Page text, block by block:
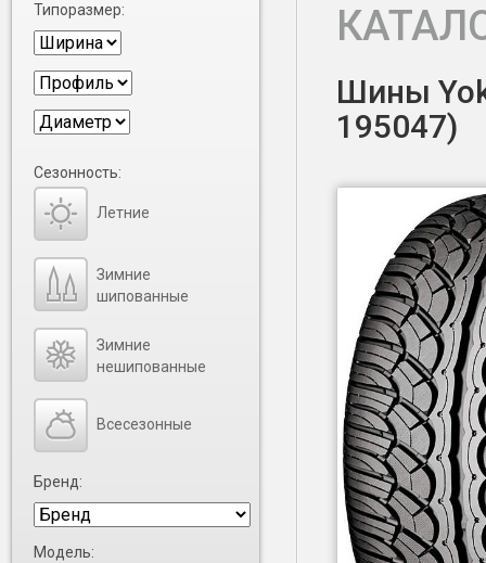
Шины
195047)
Типоразмер:
Сезонность:
Летние
Зимние
шипованные
Зимние
нешипованные
Всесезонные
Бренд:
Модель: